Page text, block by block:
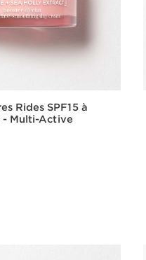
Rides SPF15 à
- Multi-Active